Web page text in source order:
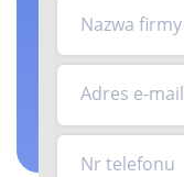
Nazwa firmy
Adres e-mail
Nr telefonu